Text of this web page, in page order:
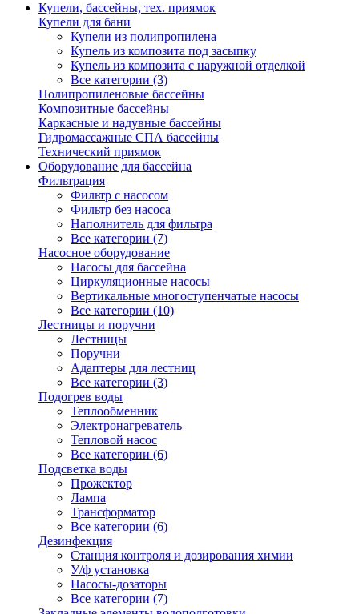
Купели, бассейны, тех. приямок
Купели для бани
Купели из полипропилена
Купель из композита под засыпку
Купель из композита с наружной отделкой
Все категории (3)
Полипропиленовые бассейны
Композитные бассейны
Каркасные и надувные бассейны
Гидромассажные СПА бассейны
Технический приямок
Оборудование для бассейна
Фильтрация
Фильтр с насосом
Фильтр без насоса
Наполнитель для фильтра
Все категории (7)
Насосное оборудование
Насосы для бассейна
Циркуляционные насосы
Вертикальные многоступенчатые насосы
Все категории (10)
Лестницы и поручни
Лестницы
Поручни
Адаптеры для лестниц
Все категории (3)
Подогрев воды
Теплообменник
Электронагреватель
Тепловой насос
Все категории (6)
Подсветка воды
Прожектор
Лампа
Трансформатор
Все категории (6)
Дезинфекция
Станция контроля и дозирования химии
У/ф установка
Насосы-дозаторы
Все категории (7)